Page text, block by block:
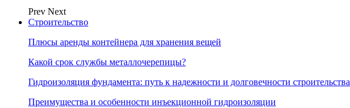
Prev Next
Строительство
Плюсы аренды контейнера для хранения вещей
Какой срок службы металлочерепицы?
Гидроизоляция фундамента: путь к надежности и долговечности строительства
Преимущества и особенности инъекционной гидроизоляции